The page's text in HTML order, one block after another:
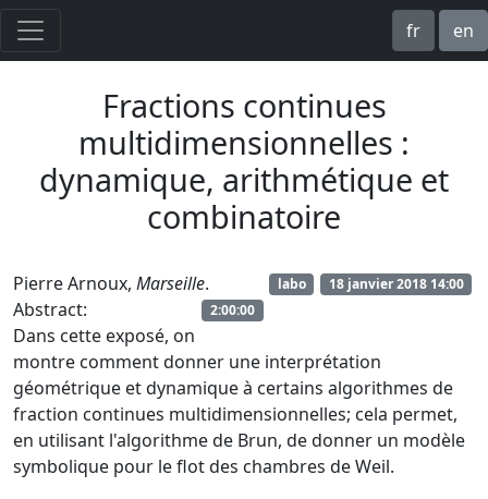
fr en
Fractions continues
multidimensionnelles :
dynamique, arithmétique et
combinatoire
Pierre Arnoux, Marseille. 18 janvier 2018 14:00
labo
2:00:00
Abstract:
Dans cette exposé, on
montre comment donner une interprétation
géométrique et dynamique à certains algorithmes de
fraction continues multidimensionnelles; cela permet,
en utilisant l'algorithme de Brun, de donner un modèle
symbolique pour le flot des chambres de Weil.